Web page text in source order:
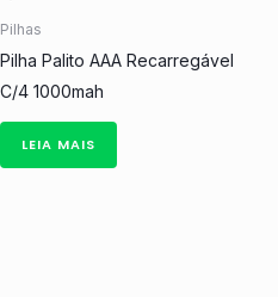
Pilhas
Pilha Palito AAA Recarregável
C/4 1000mah
LEIA MAIS